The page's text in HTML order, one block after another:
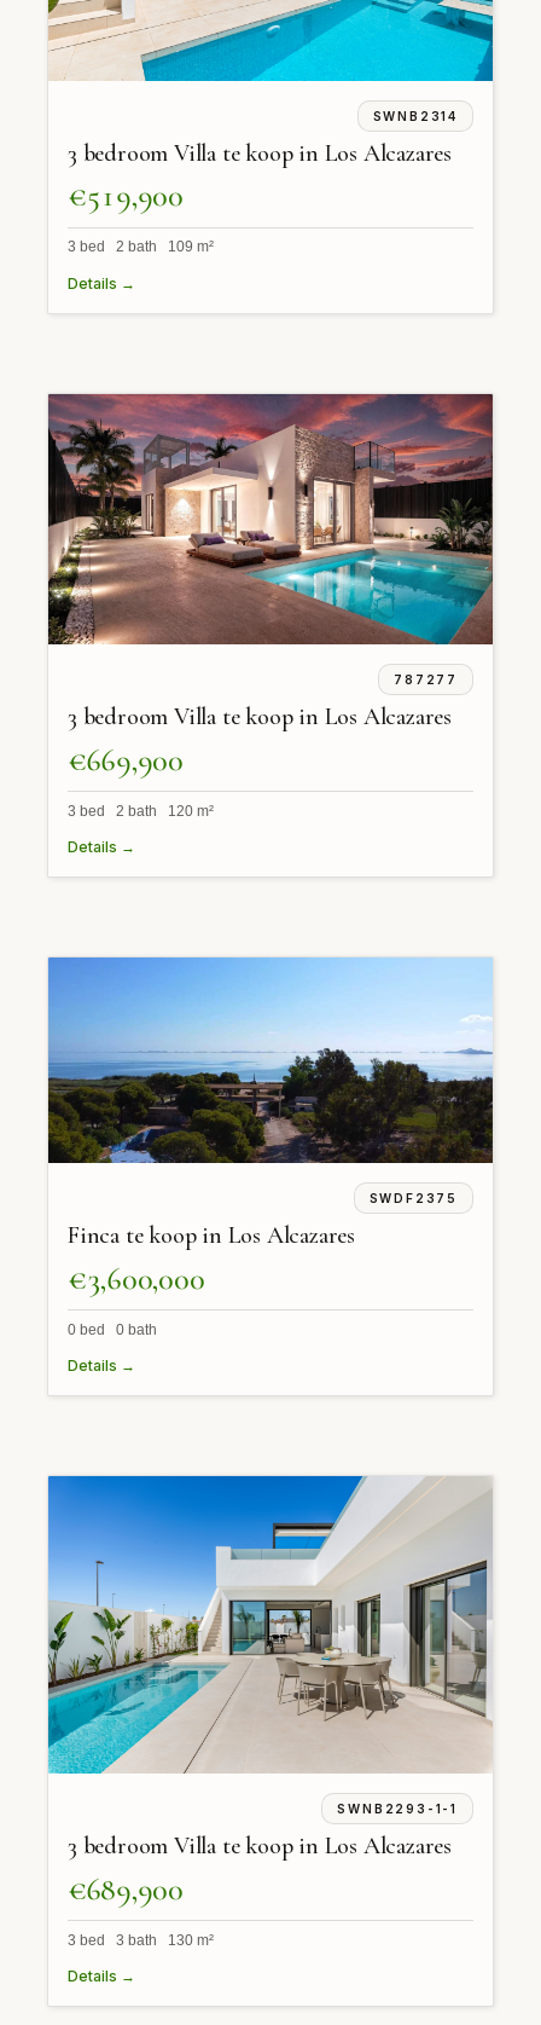
SWNB2314
3 bedroom Villa te koop in Los Alcazares
€519,900
3 bed 2 bath 109 m²
Details →
787277
3 bedroom Villa te koop in Los Alcazares
€669,900
3 bed 2 bath 120 m²
Details →
SWDF2375
Finca te koop in Los Alcazares
€3,600,000
0 bed 0 bath
Details →
SWNB2293-1-1
3 bedroom Villa te koop in Los Alcazares
€689,900
3 bed 3 bath 130 m²
Details →